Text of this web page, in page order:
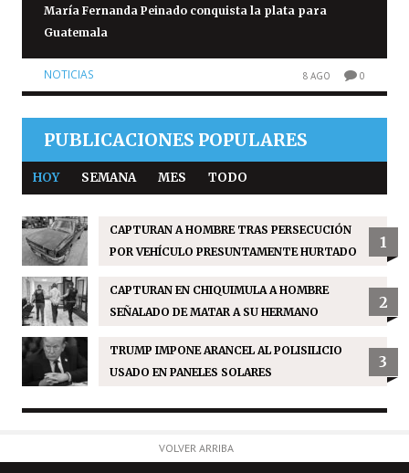
María Fernanda Peinado conquista la plata para
Guatemala
NOTICIAS 8 AGO 0
PUBLICACIONES POPULARES
HOY SEMANA MES TODO
CAPTURAN A HOMBRE TRAS PERSECUCIÓN
POR VEHÍCULO PRESUNTAMENTE HURTADO
1
CAPTURAN EN CHIQUIMULA A HOMBRE
SEÑALADO DE MATAR A SU HERMANO
2
TRUMP IMPONE ARANCEL AL POLISILICIO
USADO EN PANELES SOLARES
3
VOLVER ARRIBA